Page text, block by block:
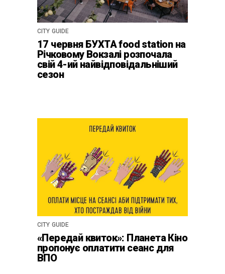
CITY GUIDE
17 червня БУХТА food station на
Річковому Вокзалі розпочала
свій 4-ий найвідповідальніший
сезон
CITY GUIDE
«Передай квиток»: Планета Кіно
пропонує оплатити сеанс для
ВПО